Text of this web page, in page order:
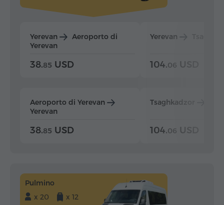
Yerevan
Aeroporto di
Yerevan
38.85 USD
Aeroporto di Yerevan
Yerevan
38.85 USD
Yerevan
104.06 USD
Tsaghkadzor
104.06 USD
Pulmino
x 20
x 12